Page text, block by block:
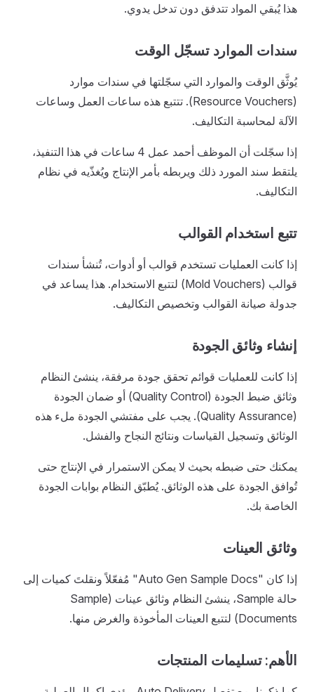
هذا يُبقي المواد تتدفق دون تدخل يدوي.
سندات الموارد تسجّل الوقت
يُوثَّق الوقت والموارد التي سجّلتها في سندات موارد
(Resource Vouchers). تتتبع هذه ساعات العمل وساعات
الآلة لمحاسبة التكاليف.
إذا سجّلت أن الموظف أحمد عمل 4 ساعات في هذا التنفيذ،
يلتقط سند المورد ذلك ويربطه بأمر الإنتاج ويُغذّيه في نظام
التكاليف.
تتبع استخدام القوالب
إذا كانت العمليات تستخدم قوالب أو أدوات، تُنشأ سندات
قوالب (Mold Vouchers) لتتبع الاستخدام. هذا يساعد في
جدولة صيانة القوالب وتخصيص التكاليف.
إنشاء وثائق الجودة
إذا كانت للعمليات قوائم تحقق جودة مرفقة، ينشئ النظام
وثائق ضبط الجودة (Quality Control) أو ضمان الجودة
(Quality Assurance). يجب على مفتشي الجودة ملء هذه
الوثائق وتسجيل القياسات ونتائج النجاح والفشل.
يمكنك حتى ضبطه بحيث لا يمكن الاستمرار في الإنتاج حتى
تُوافق الجودة على هذه الوثائق. يُطبّق النظام بوابات الجودة
الخاصة بك.
وثائق العينات
إذا كان "Auto Gen Sample Docs" مُفعّلاً ونقلتَ كميات إلى
حالة Sample، ينشئ النظام وثائق عينات (Sample
Documents) لتتبع العينات المأخوذة والغرض منها.
الأهم: تسليمات المنتجات